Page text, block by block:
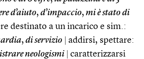
d’aiuto, d’impaccio, mi è stato di
destinato a un incarico e sim.:
, di servizio
addirsi, spettare:
neologismi
caratterizzarsi